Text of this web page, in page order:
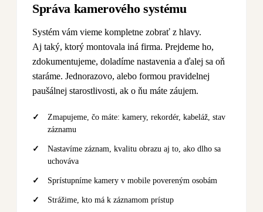
Správa kamerového systému
Systém vám vieme kompletne zobrať z hlavy.
Aj taký, ktorý montovala iná firma. Prejdeme ho,
zdokumentujeme, doladíme nastavenia a ďalej sa oň
staráme. Jednorazovo, alebo formou pravidelnej
paušálnej starostlivosti, ak o ňu máte záujem.
Zmapujeme, čo máte: kamery, rekordér, kabeláž, stav
záznamu
Nastavíme záznam, kvalitu obrazu aj to, ako dlho sa
uchováva
Sprístupníme kamery v mobile povereným osobám
Strážime, kto má k záznamom prístup